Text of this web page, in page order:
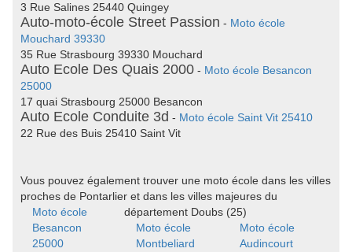
3 Rue Salines 25440 Quingey
Auto-moto-école Street Passion - Moto école
Mouchard 39330
35 Rue Strasbourg 39330 Mouchard
Auto Ecole Des Quais 2000 - Moto école Besancon
25000
17 quai Strasbourg 25000 Besancon
Auto Ecole Conduite 3d - Moto école Saint Vit 25410
22 Rue des Buis 25410 Saint Vit
Vous pouvez également trouver une moto école dans les villes
proches de Pontarlier et dans les villes majeures du
département Doubs (25)
Moto école
Besancon
25000
Moto école
Montbeliard
Moto école
Audincourt